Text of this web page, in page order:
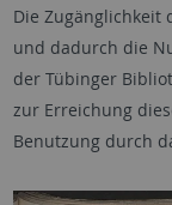
Die
und dadurch die
der Tübinger
zur Erreichung
Benutzung durch